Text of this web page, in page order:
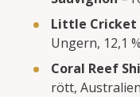
Little Cricket
Ungern, 12,1 %
Coral Reef
rött,